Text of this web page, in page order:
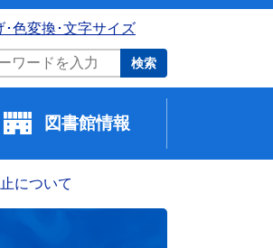
･色変換･文字サイズ
検索
図書館情報
について